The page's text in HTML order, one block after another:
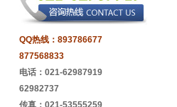
QQ热线： 893786677
877568833
电话：021-62987919
62982737
传真：021-53555259